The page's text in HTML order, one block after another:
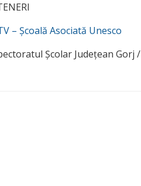
– Școală Asociată Unesco
Școlar Județean Gorj /